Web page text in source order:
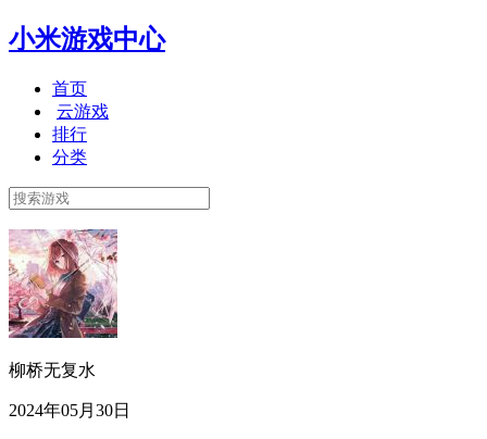
小米游戏中心
首页
云游戏
排行
分类
柳桥无复水
2024年05月30日